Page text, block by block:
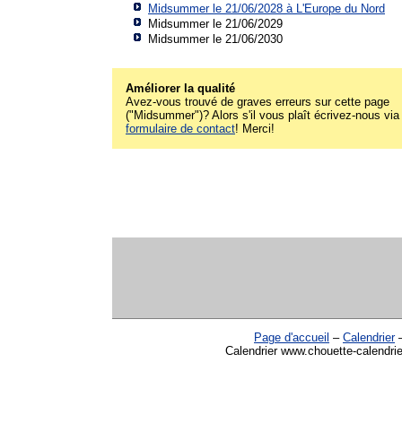
Midsummer le 21/06/2028 à
L'Europe du Nord
Midsummer le 21/06/2029
Midsummer le 21/06/2030
Améliorer la qualité
Avez-vous trouvé de graves erreurs sur cette page
("Midsummer")? Alors s'il vous plaît écrivez-nous via
formulaire de contact! Merci!
Page d'accueil – Calendrier
Calendrier www.chouette-